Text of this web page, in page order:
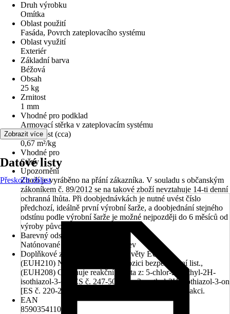
Druh výrobku
Omítka
Oblast použití
Fasáda, Povrch zateplovacího systému
Oblast využití
Exteriér
Základní barva
Béžová
Obsah
25 kg
Zrnitost
1 mm
Vhodné pro podklad
Armovací stěrka v zateplovacím systému
Vydatnost (cca)
0,67 m²/kg
Vhodné pro
Stěny
Upozornění
Zboží je vyráběno na přání zákazníka. V souladu s občanským
zákoníkem č. 89/2012 se na takové zboží nevztahuje 14-ti denní
ochranná lhůta. Při doobjednávkách je nutné uvést číslo
předchozí, ideálně první výrobní šarže, a doobjednání stejného
odstínu podle výrobní šarže je možné nejpozději do 6 měsíců od
výroby původní šarže.
Barevný odstín
Natónované v centru míchání barev
Doplňkové znaky nebezpečnosti (věty EUH)
(EUH210) Na vyžádání je k dispozici bezpečnostní list.,
(EUH208) Obsahuje reakční hmota z: 5-chlor-2-methyl-2H-
isothiazol-3-on [ES č. 247-500-7] a 2-methyl-2H-isothiazol-3-on
[ES č. 220-239-6] (3:1). Může vyvolat alergickou reakci.
EAN
8590354110880
Zobrazit více
Datové listy
Přeskočit oblast